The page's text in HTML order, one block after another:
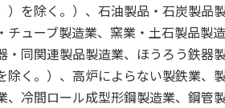
）を除く。）、石油製品・石炭製品
チューブ製造業、窯業・土石製品製
・同関連製品製造業、ほうろう鉄器
除く。）、高炉によらない製鉄業、
冷間ロール成型形鋼製造業、鋼管